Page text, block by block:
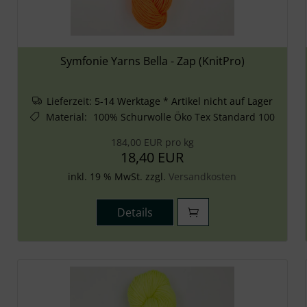
Symfonie Yarns Bella - Zap (KnitPro)
Lieferzeit: 5-14 Werktage * Artikel nicht auf Lager
Material: 100% Schurwolle Öko Tex Standard 100
184,00 EUR pro kg
18,40 EUR
inkl. 19 % MwSt. zzgl.Versandkosten
Details